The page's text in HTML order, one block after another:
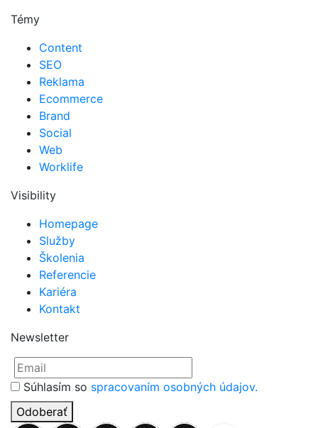
Témy
Content
SEO
Reklama
Ecommerce
Brand
Social
Web
Worklife
Visibility
Homepage
Služby
Školenia
Referencie
Kariéra
Kontakt
Newsletter
Súhlasím so spracovaním osobných údajov.
Odoberať